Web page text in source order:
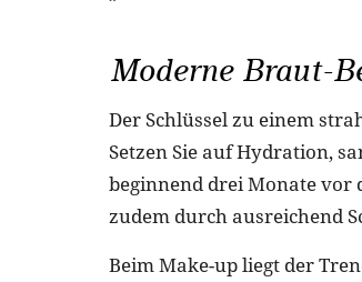
Moderne Braut-
Der Schlüssel zu einem
Setzen Sie auf Hydration,
beginnend drei Monate vor
zudem durch ausreichend
Beim Make-up liegt der